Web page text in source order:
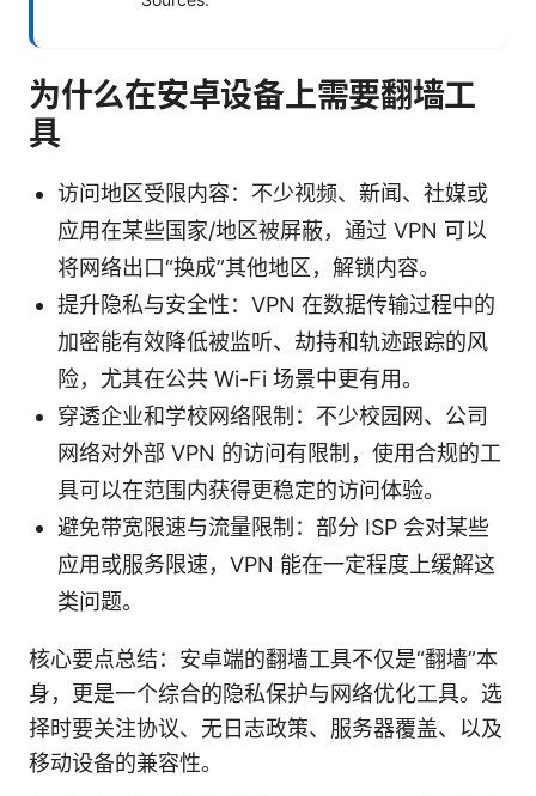
为什么在安卓设备上需要翻墙工
具
访问地区受限内容：不少视频、新闻、社媒或
应用在某些国家/地区被屏蔽，通过 VPN 可以
将网络出口“换成”其他地区，解锁内容。
提升隐私与安全性：VPN 在数据传输过程中的
加密能有效降低被监听、劫持和轨迹跟踪的风
险，尤其在公共 Wi-Fi 场景中更有用。
穿透企业和学校网络限制：不少校园网、公司
网络对外部 VPN 的访问有限制，使用合规的工
具可以在范围内获得更稳定的访问体验。
避免带宽限速与流量限制：部分 ISP 会对某些
应用或服务限速，VPN 能在一定程度上缓解这
类问题。
核心要点总结：安卓端的翻墙工具不仅是“翻墙”本
身，更是一个综合的隐私保护与网络优化工具。选
择时要关注协议、无日志政策、服务器覆盖、以及
移动设备的兼容性。